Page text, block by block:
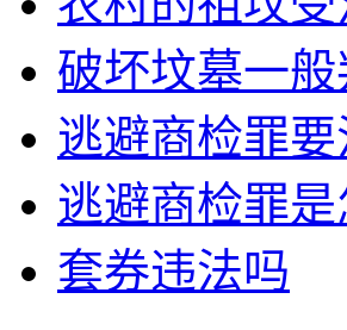
破坏坟墓一般
逃避商检罪
逃避商检罪是
套券违法吗